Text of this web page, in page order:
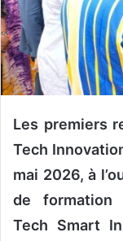
c
o
u
r
r
e
l
Les premiers
Tech
mai 2026, à
de formation
Tech Smart